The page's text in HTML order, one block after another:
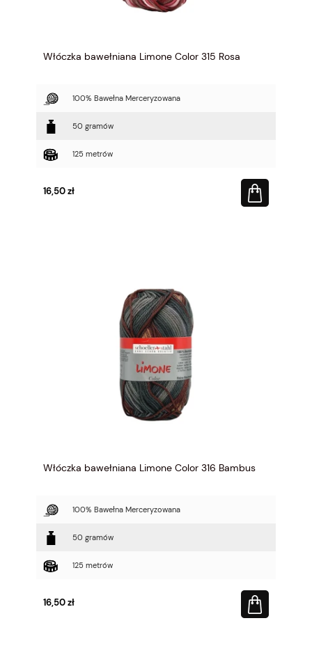
Włóczka bawełniana Limone Color 315 Rosa
100% Bawełna Merceryzowana
50 gramów
125 metrów
16,50 zł
Włóczka bawełniana Limone Color 316 Bambus
100% Bawełna Merceryzowana
50 gramów
125 metrów
16,50 zł